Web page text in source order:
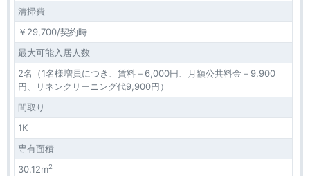
清掃費
￥29,700/契約時
最大可能入居人数
2名（1名様増員につき、賃料＋6,000円、月額公共料金＋9,900
円、リネンクリーニング代9,900円）
間取り
1K
専有面積
30.12m2